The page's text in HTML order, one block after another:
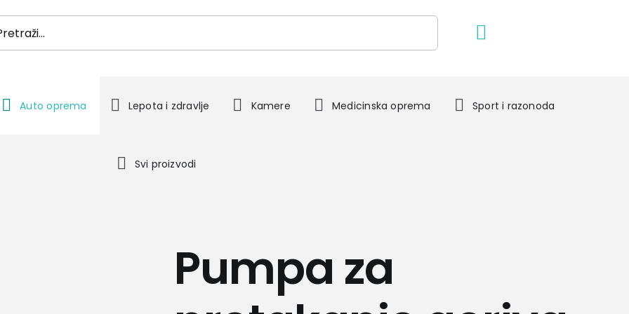
Auto oprema Lepota i zdravlje Kamere Medicinska oprema Sport i razonoda
Svi proizvodi
Pumpa za